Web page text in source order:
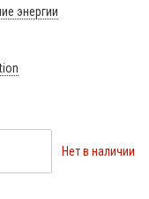
энергии
Нет в наличии